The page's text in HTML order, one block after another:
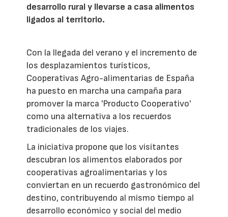
desarrollo rural y llevarse a casa alimentos
ligados al territorio.
Con la llegada del verano y el incremento de
los desplazamientos turísticos,
Cooperativas Agro-alimentarias de España
ha puesto en marcha una campaña para
promover la marca 'Producto Cooperativo'
como una alternativa a los recuerdos
tradicionales de los viajes.
La iniciativa propone que los visitantes
descubran los alimentos elaborados por
cooperativas agroalimentarias y los
conviertan en un recuerdo gastronómico del
destino, contribuyendo al mismo tiempo al
desarrollo económico y social del medio